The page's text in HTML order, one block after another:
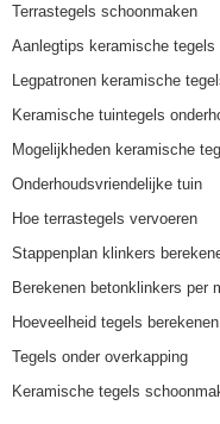
Terrastegels schoonmaken
Aanlegtips keramische tegels
Legpatronen keramische
Keramische tuintegels
Mogelijkheden keramische
Onderhoudsvriendelijke tuin
Hoe terrastegels vervoeren
Stappenplan klinkers
Berekenen betonklinkers per
Hoeveelheid tegels berekenen
Tegels onder overkapping
Keramische tegels